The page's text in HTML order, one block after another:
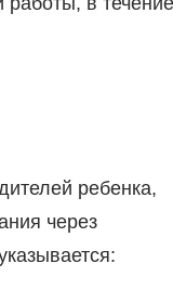
ребенка,
через